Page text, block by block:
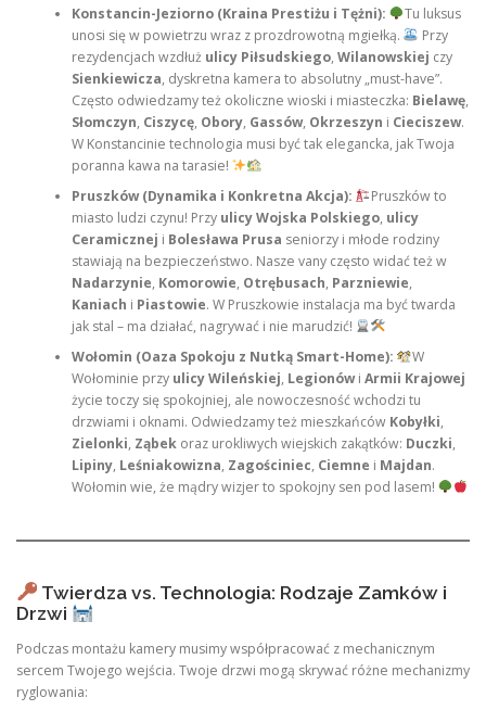
Konstancin-Jeziorno (Kraina Prestiżu i Tężni):
Tu luksus
unosi się w powietrzu wraz z prozdrowotną mgiełką.
Przy
rezydencjach wzdłuż ulicy Piłsudskiego, Wilanowskiej czy
Sienkiewicza, dyskretna kamera to absolutny „must-have”.
Często odwiedzamy też okoliczne wioski i miasteczka: Bielawę,
Słomczyn, Ciszycę, Obory, Gassów, Okrzeszyn i Cieciszew.
W Konstancinie technologia musi być tak elegancka, jak Twoja
poranna kawa na tarasie!
Pruszków (Dynamika i Konkretna Akcja):
Pruszków to
miasto ludzi czynu! Przy ulicy Wojska Polskiego, ulicy
Ceramicznej i Bolesława Prusa seniorzy i młode rodziny
stawiają na bezpieczeństwo. Nasze vany często widać też w
Nadarzynie, Komorowie, Otrębusach, Parzniewie,
Kaniach i Piastowie. W Pruszkowie instalacja ma być twarda
jak stal – ma działać, nagrywać i nie marudzić!
Wołomin (Oaza Spokoju z Nutką Smart-Home):
W
Wołominie przy ulicy Wileńskiej, Legionówi Armii Krajowej
życie toczy się spokojniej, ale nowoczesność wchodzi tu
drzwiami i oknami. Odwiedzamy też mieszkańców Kobyłki,
Zielonki, Ząbekoraz urokliwych wiejskich zakątków: Duczki,
Lipiny, Leśniakowizna, Zagościniec, Ciemne i Majdan.
Wołomin wie, że mądry wizjer to spokojny sen pod lasem!
Twierdza vs. Technologia: Rodzaje Zamków i
Drzwi
Podczas montażu kamery musimy współpracować z mechanicznym
sercem Twojego wejścia. Twoje drzwi mogą skrywać różne mechanizmy
ryglowania: